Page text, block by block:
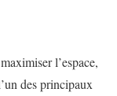
l’espace,
des principaux